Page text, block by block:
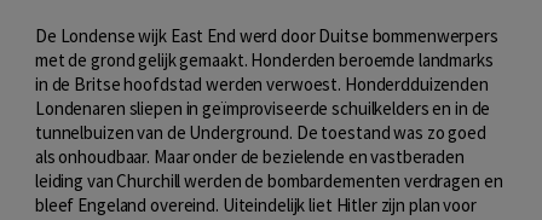
De Londense wijk East End werd door Duitse bommenwerpers
met de grond gelijk gemaakt. Honderden beroemde landmarks
in de Britse hoofdstad werden verwoest. Honderdduizenden
Londenaren sliepen in geïmproviseerde schuilkelders en in de
tunnelbuizen van de Underground. De toestand was zo goed
als onhoudbaar. Maar onder de bezielende en vastberaden
leiding van Churchill werden de bombardementen verdragen en
bleef Engeland overeind. Uiteindelijk liet Hitler zijn plan voor